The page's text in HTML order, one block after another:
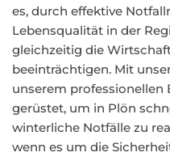
es, durch effektive
Lebensqualität in der
gleichzeitig die
beeinträchtigen. Mit
unserem professionellen
gerüstet, um in Plön
winterliche Notfälle zu
wenn es um die